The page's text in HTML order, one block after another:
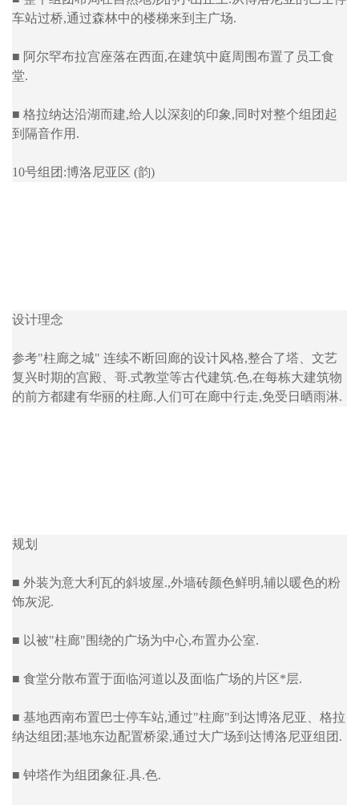
车站过桥,通过森林中的楼梯来到主广场.
■ 阿尔罕布拉宫座落在西面,在建筑中庭周围布置了员工食
堂.
■ 格拉纳达沿湖而建,给人以深刻的印象,同时对整个组团起
到隔音作用.
10号组团:博洛尼亚区 (韵)
设计理念
参考"柱廊之城" 连续不断回廊的设计风格,整合了塔、文艺
复兴时期的宫殿、哥.式教堂等古代建筑.色,在每栋大建筑物
的前方都建有华丽的柱廊.人们可在廊中行走,免受日晒雨淋.
规划
■ 外装为意大利瓦的斜坡屋.,外墙砖颜色鲜明,辅以暖色的粉
饰灰泥.
■ 以被"柱廊"围绕的广场为中心,布置办公室.
■ 食堂分散布置于面临河道以及面临广场的片区*层.
■ 基地西南布置巴士停车站,通过"柱廊"到达博洛尼亚、格拉
纳达组团;基地东边配置桥梁,通过大广场到达博洛尼亚组团.
■ 钟塔作为组团象征.具.色.